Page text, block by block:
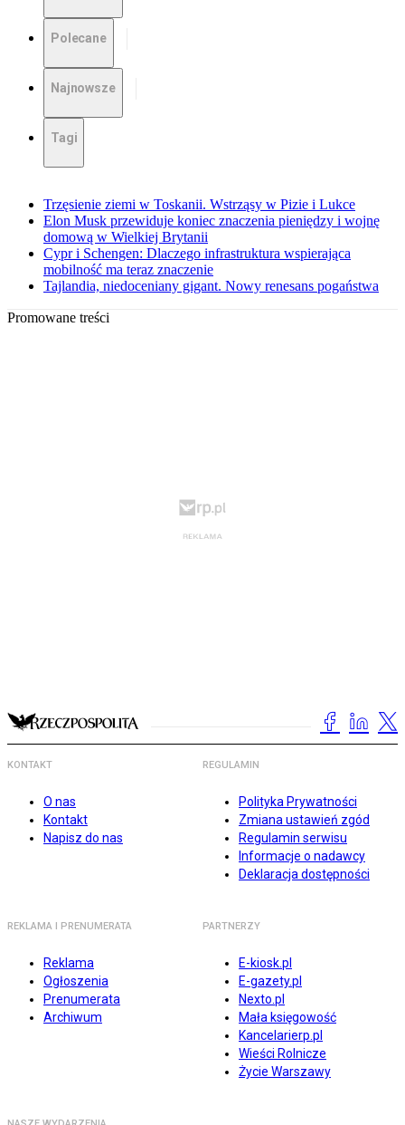
Polecane
Najnowsze
Tagi
Trzęsienie ziemi w Toskanii. Wstrząsy w Pizie i Lukce
Elon Musk przewiduje koniec znaczenia pieniędzy i wojnę
domową w Wielkiej Brytanii
Cypr i Schengen: Dlaczego infrastruktura wspierająca
mobilność ma teraz znaczenie
Tajlandia, niedoceniany gigant. Nowy renesans pogaństwa
Promowane treści
KONTAKT
O nas
Kontakt
Napisz do nas
REGULAMIN
Polityka Prywatności
Zmiana ustawień zgód
Regulamin serwisu
Informacje o nadawcy
Deklaracja dostępności
REKLAMA I PRENUMERATA
Reklama
Ogłoszenia
Prenumerata
Archiwum
PARTNERZY
E-kiosk.pl
E-gazety.pl
Nexto.pl
Mała księgowość
Kancelarierp.pl
Wieści Rolnicze
Życie Warszawy